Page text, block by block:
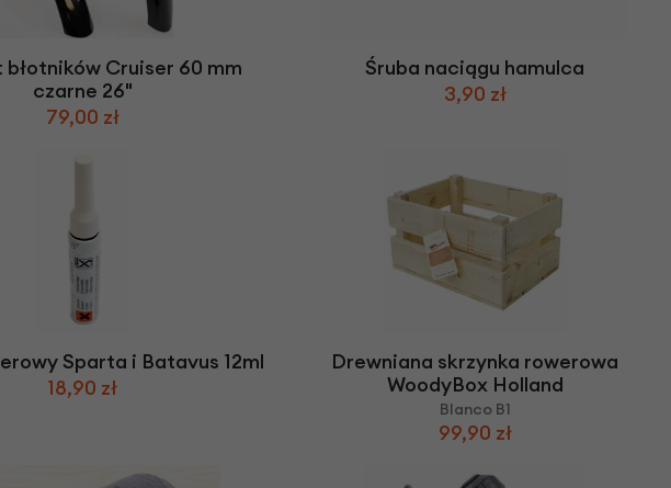
Nakrętki i obejmy
błotników Cruiser 60 mm
czarne 26"
79,00 zł
Śruba naciągu hamulca
3,90 zł
Sparta i Batavus 12ml
18,90 zł
Drewniana skrzynka rowerowa
WoodyBox Holland
Blanco B1
99,90 zł